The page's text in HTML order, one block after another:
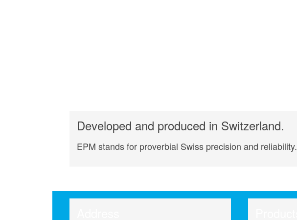
Developed and produced in Switzerland.
EPM stands for proverbial Swiss precision and